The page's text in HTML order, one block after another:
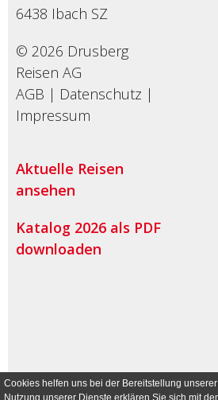
6438 Ibach SZ
© 2026 Drusberg
Reisen AG
AGB | Datenschutz |
Impressum
Aktuelle Reisen
ansehen
Katalog 2026 als PDF
downloaden